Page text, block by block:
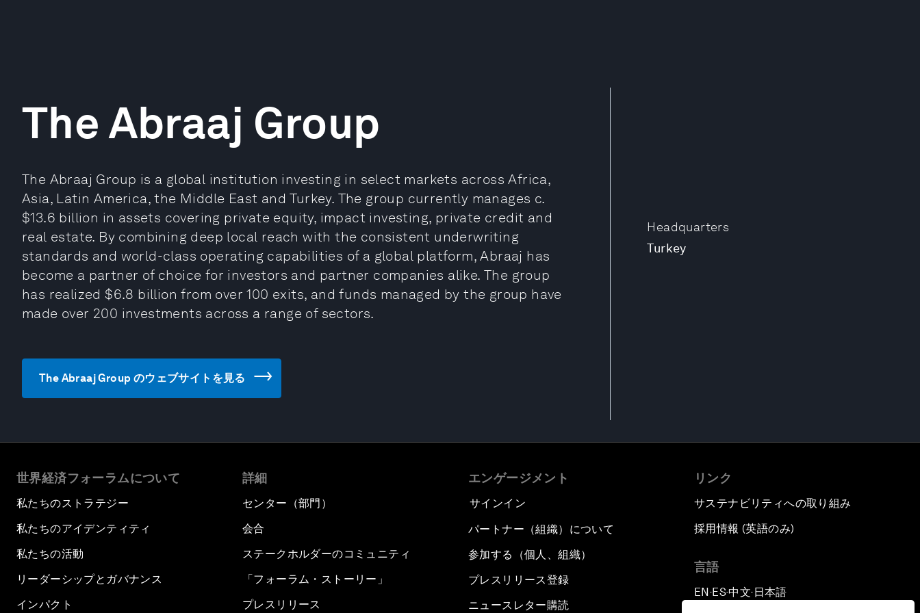
Headquarters
Turkey
The Abraaj Group
The Abraaj Group is a global institution investing in select markets across Africa,
Asia, Latin America, the Middle East and Turkey. The group currently manages c.
$13.6 billion in assets covering private equity, impact investing, private credit and
real estate. By combining deep local reach with the consistent underwriting
standards and world-class operating capabilities of a global platform, Abraaj has
become a partner of choice for investors and partner companies alike. The group
has realized $6.8 billion from over 100 exits, and funds managed by the group have
made over 200 investments across a range of sectors.
The Abraaj Group のウェブサイトを見る
世界経済フォーラムについて
私たちのストラテジー
私たちのアイデンティティ
私たちの活動
リーダーシップとガバナンス
インパクト
詳細
センター（部門）
会合
ステークホルダーのコミュニティ
「フォーラム・ストーリー」
プレスリリース
エンゲージメント
サインイン
パートナー（組織）について
参加する（個人、組織）
プレスリリース登録
ニュースレター購読
リンク
サステナビリティへの取り組み
採用情報 (英語のみ)
言語
EN ▪ES▪中文▪ 日本語